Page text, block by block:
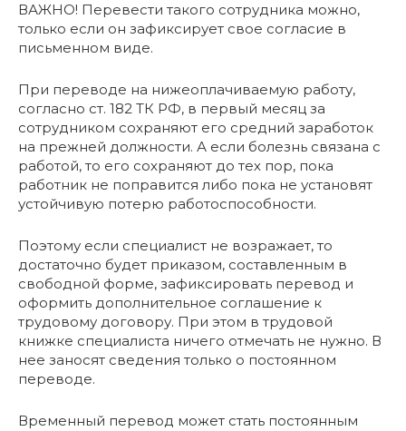
ВАЖНО! Перевести такого сотрудника можно,
только если он зафиксирует свое согласие в
письменном виде.
При переводе на нижеоплачиваемую работу,
согласно ст. 182 ТК РФ, в первый месяц за
сотрудником сохраняют его средний заработок
на прежней должности. А если болезнь связана с
работой, то его сохраняют до тех пор, пока
работник не поправится либо пока не установят
устойчивую потерю работоспособности.
Поэтому если специалист не возражает, то
достаточно будет приказом, составленным в
свободной форме, зафиксировать перевод и
оформить дополнительное соглашение к
трудовому договору. При этом в трудовой
книжке специалиста ничего отмечать не нужно. В
нее заносят сведения только о постоянном
переводе.
Временный перевод может стать постоянным